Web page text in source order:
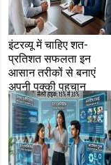
इंटरव्यू में चाहिए शत-
प्रतिशत सफलता इन
आसान तरीकों से बनाएं
अपनी पक्की पहचान